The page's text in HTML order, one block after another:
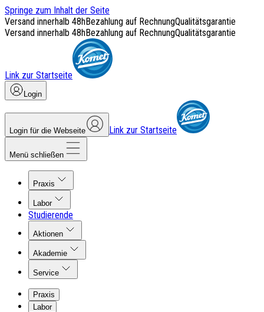
Springe zum Inhalt der Seite
Versand innerhalb 48hBezahlung auf RechnungQualitätsgarantie
Versand innerhalb 48hBezahlung auf RechnungQualitätsgarantie
Link zur Startseite
Login
Login für die Webseite Link zur Startseite
Menü schließen
Praxis
Labor
Studierende
Aktionen
Akademie
Service
Praxis
Labor